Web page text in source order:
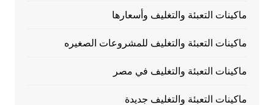
ماكينات التعبئة والتغليف وأسعارها
ماكينات التعبئة والتغليف للمشروعات الصغيره
ماكينات التعبئة والتغليف في مصر
ماكينات التعبئة والتغليف جديدة